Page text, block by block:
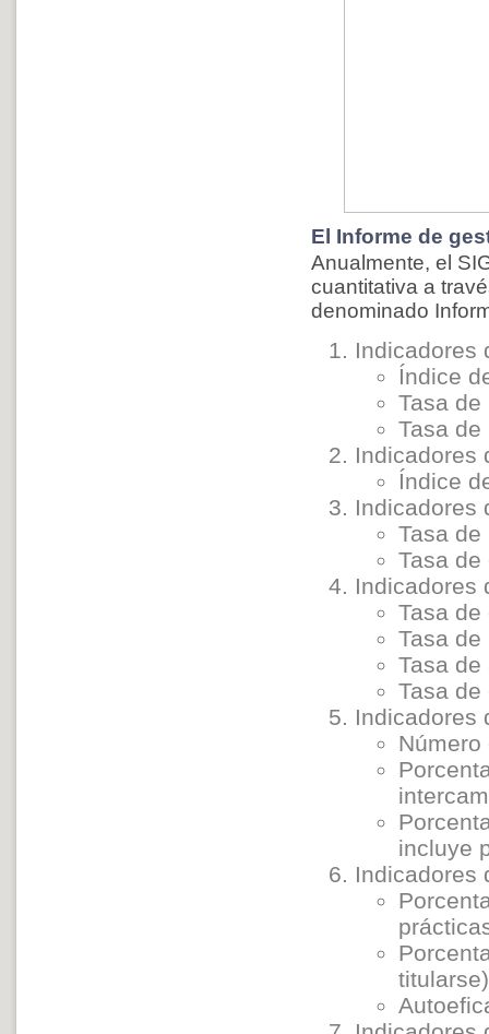
El Informe de
Anualmente, el
cuantitativa a
denominado
Indicadores
Índice
Tasa de
Tasa
Indicadores
Índice
Indicadores
Tasa
Tasa
Indicadores
Tasa
Tasa
Tasa
Tasa
Indicadores
incluye
Indicadores
titularse)